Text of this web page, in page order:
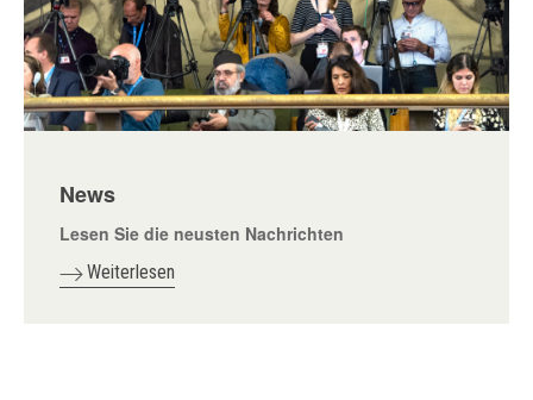
News
Lesen Sie die neusten Nachrichten
Weiterlesen